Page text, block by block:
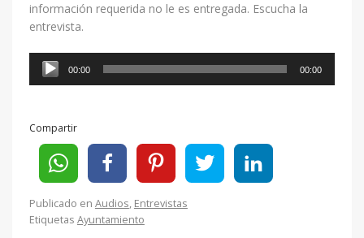
información requerida no le es entregada. Escucha la
entrevista.
Reproductor
00:00 00:00
Compartir
Publicado en Audios, Entrevistas
Etiquetas Ayuntamiento